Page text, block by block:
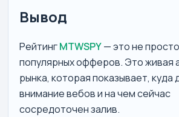
Вывод
РейтингMTWSPY— это не
популярных офферов. Это живая
рынка, которая показывает, куда
внимание вебов и на чем сейчас
сосредоточен залив.